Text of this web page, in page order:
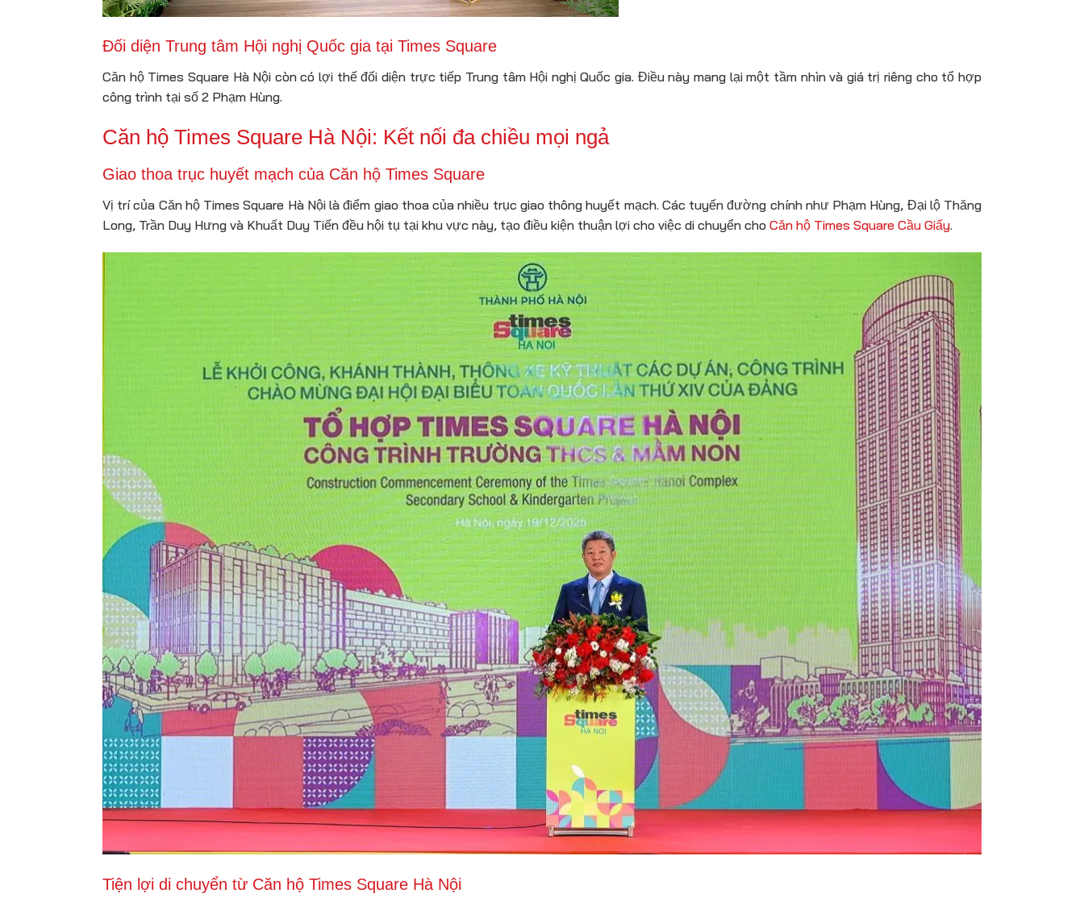
Đối diện Trung tâm Hội nghị Quốc gia tại Times Square
Căn hộ Times Square Hà Nội còn có lợi thế đối diện trực tiếp Trung tâm Hội nghị Quốc gia. Điều này mang lại một tầm nhìn và giá trị riêng cho tổ hợp
công trình tại số 2 Phạm Hùng.
Căn hộ Times Square Hà Nội: Kết nối đa chiều mọi ngả
Giao thoa trục huyết mạch của Căn hộ Times Square
Vị trí của Căn hộ Times Square Hà Nội là điểm giao thoa của nhiều trục giao thông huyết mạch. Các tuyến đường chính như Phạm Hùng, Đại lộ Thăng
Long, Trần Duy Hưng và Khuất Duy Tiến đều hội tụ tại khu vực này, tạo điều kiện thuận lợi cho việc di chuyển cho Căn hộ Times Square Cầu Giấy.
Tiện lợi di chuyển từ Căn hộ Times Square Hà Nội